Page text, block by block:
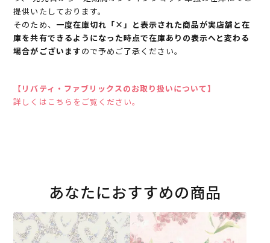
提供いたしております。
そのため、 一度在庫切れ「×」と表示された商品が実店舗と在
庫を共有できるようになった時点で在庫ありの表示へと変わる
場合がございますので予めご了承ください。
【リバティ・ファブリックスのお取り扱いについて】
詳しくはこちらをご覧ください。
あなたにおすすめの商品